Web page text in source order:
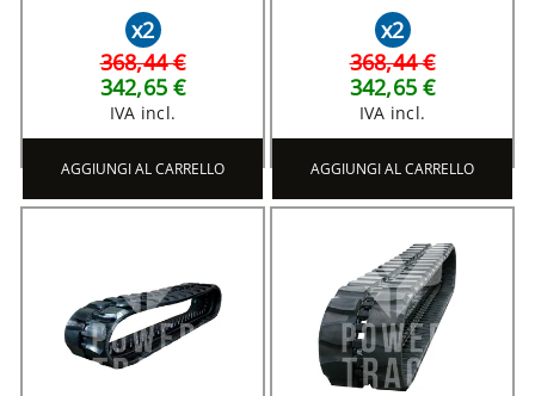
x2
368,44 €
342,65 €
IVA incl.
AGGIUNGI AL CARRELLO
x2
368,44 €
342,65 €
IVA incl.
AGGIUNGI AL CARRELLO